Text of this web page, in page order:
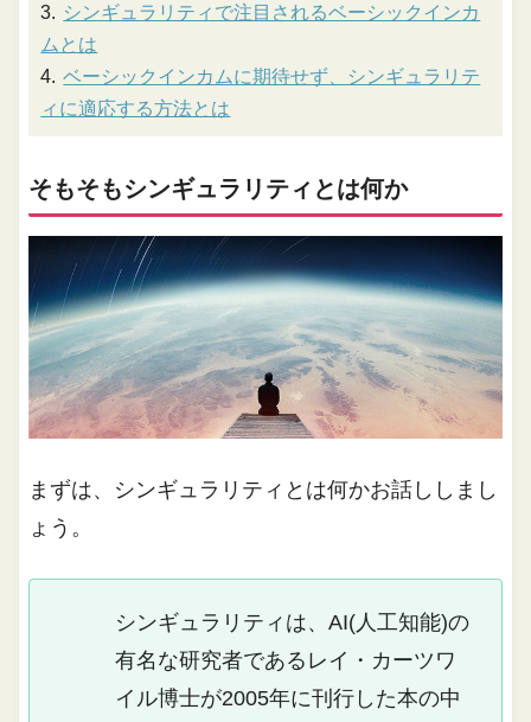
シンギュラリティで注目されるベーシックインカ
ムとは
ベーシックインカムに期待せず、シンギュラリテ
ィに適応する方法とは
そもそもシンギュラリティとは何か
まずは、シンギュラリティとは何かお話ししまし
ょう。
シンギュラリティは、AI(人工知能)の
有名な研究者であるレイ・カーツワ
イル博士が2005年に刊行した本の中